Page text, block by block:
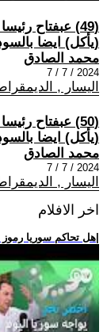
(49) عبفتاح
(يأكل) ايضا
محمد الصادق
2024 / 7 / 7
اليسار ,
(50) عبفتاح
(يأكل) ايضا
محمد الصادق
2024 / 7 / 7
اليسار ,
اخر الافلام